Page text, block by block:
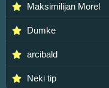
Maksimilijan Morel
Dumke
arcibald
Neki tip